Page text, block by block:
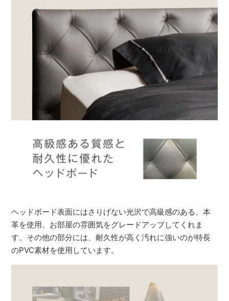
ヘッドボード表面にはさりげない光沢で高級感のある、本
革を使用。お部屋の雰囲気をグレードアップしてくれま
す。その他の部分には、耐久性が高く汚れに強いのが特長
のPVC素材を使用しています。